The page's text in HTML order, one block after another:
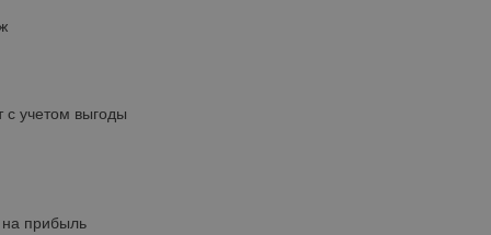
учетом выгоды
прибыль